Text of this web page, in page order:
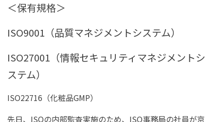
＜保有規格＞
ISO9001（品質マネジメントシステム）
ISO27001（情報セキュリティマネジメントシ
ステム）
ISO22716（化粧品GMP）
先日、ISOの内部監査実施のため、ISO事務局の社員が京